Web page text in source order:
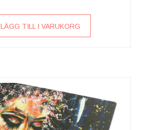
LÄGG TILL I VARUKORG